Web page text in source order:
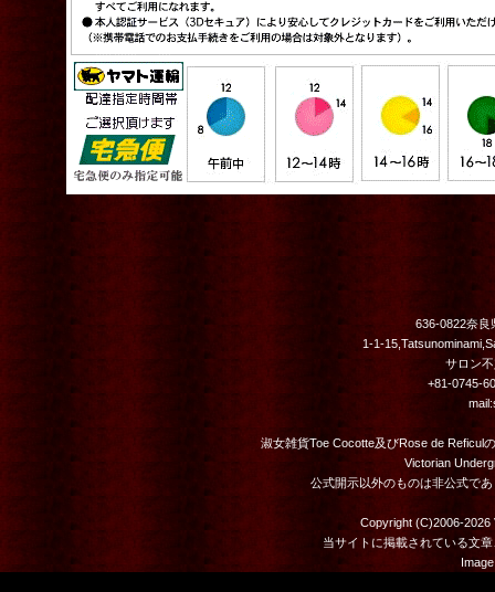
636-0822奈良
1-1-
サロン
+81-0745-
淑女雑貨Toe Cocotte及びRose de Reficul
Victorian
公式開示以外のものは非公式で
Copyright (C)2006-2026
当サイトに掲載されている文